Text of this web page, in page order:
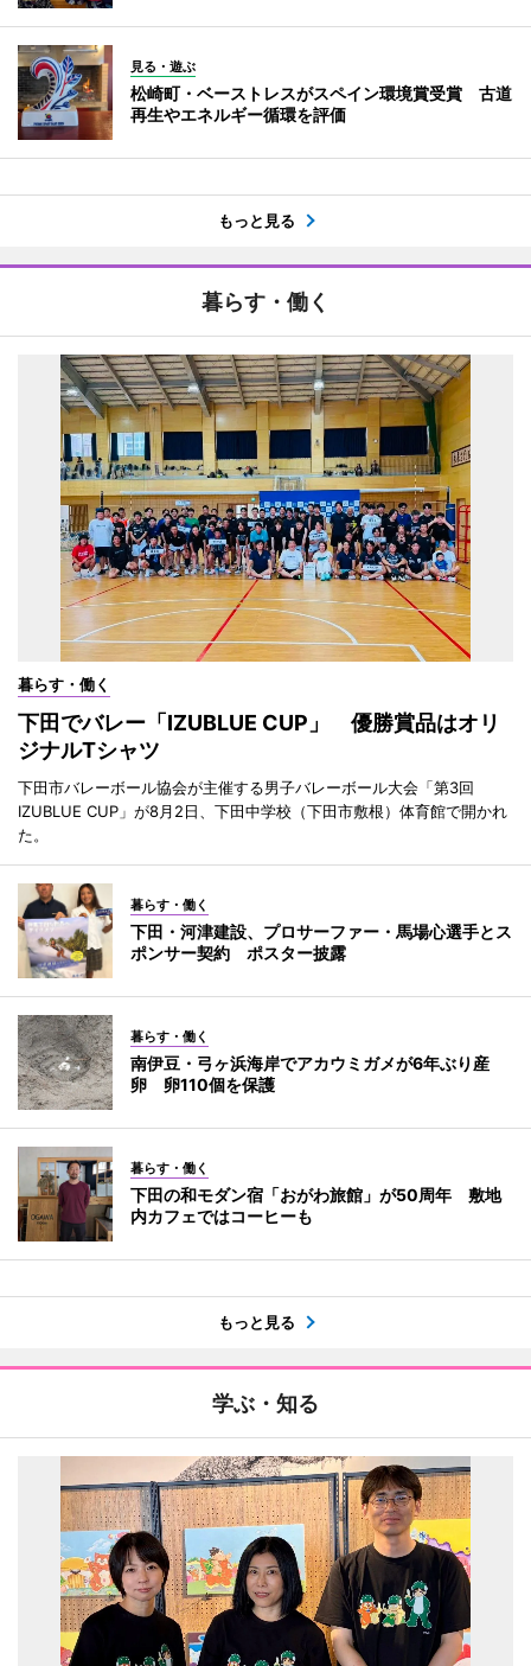
見る・遊ぶ
松崎町・ベーストレスがスペイン環境賞受賞 古道
再生やエネルギー循環を評価
もっと見る
暮らす・働く
暮らす・働く
下田でバレー「IZUBLUE CUP」 優勝賞品はオリ
ジナルTシャツ
下田市バレーボール協会が主催する男子バレーボール大会「第3回
IZUBLUE CUP」が8月2日、下田中学校（下田市敷根）体育館で開かれ
た。
暮らす・働く
下田・河津建設、プロサーファー・馬場心選手とス
ポンサー契約 ポスター披露
暮らす・働く
南伊豆・弓ヶ浜海岸でアカウミガメが6年ぶり産
卵 卵110個を保護
暮らす・働く
下田の和モダン宿「おがわ旅館」が50周年 敷地
内カフェではコーヒーも
もっと見る
学ぶ・知る